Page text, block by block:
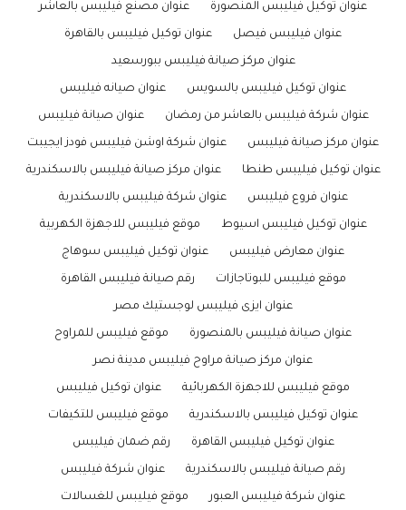
عنوان توكيل فيليبس المنصورة عنوان مصنع فيليبس بالعاشر
عنوان فيليبس فيصل عنوان توكيل فيليبس بالقاهرة
عنوان مركز صيانة فيليبس ببورسعيد
عنوان توكيل فيليبس بالسويس عنوان صيانه فيليبس
عنوان شركة فيليبس بالعاشر من رمضان عنوان صيانة فيليبس
عنوان مركز صيانة فيليبس عنوان شركة اوشن فيليبس فودز ايجيبت
عنوان توكيل فيليبس طنطا عنوان مركز صيانة فيليبس بالاسكندرية
عنوان فروع فيليبس عنوان شركة فيليبس بالاسكندرية
عنوان توكيل فيليبس اسيوط موقع فيليبس للاجهزة الكهربية
عنوان معارض فيليبس عنوان توكيل فيليبس سوهاج
موقع فيليبس للبوتاجازات رقم صيانة فيليبس القاهرة
عنوان ايزى فيليبس لوجستيك مصر
عنوان صيانة فيليبس بالمنصورة موقع فيليبس للمراوح
عنوان مركز صيانة مراوح فيليبس مدينة نصر
موقع فيليبس للاجهزة الكهربائية عنوان توكيل فيليبس
عنوان توكيل فيليبس بالاسكندرية موقع فيليبس للتكيفات
عنوان توكيل فيليبس القاهرة رقم ضمان فيليبس
رقم صيانة فيليبس بالاسكندرية عنوان شركة فيليبس
عنوان شركة فيليبس العبور موقع فيليبس للغسالات